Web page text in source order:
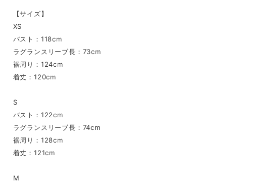
【サイズ】
XS
バスト：118cm
ラグランスリーブ長：73cm
裾周り：124cm
着丈：120cm
S
バスト：122cm
ラグランスリーブ長：74cm
裾周り：128cm
着丈：121cm
M